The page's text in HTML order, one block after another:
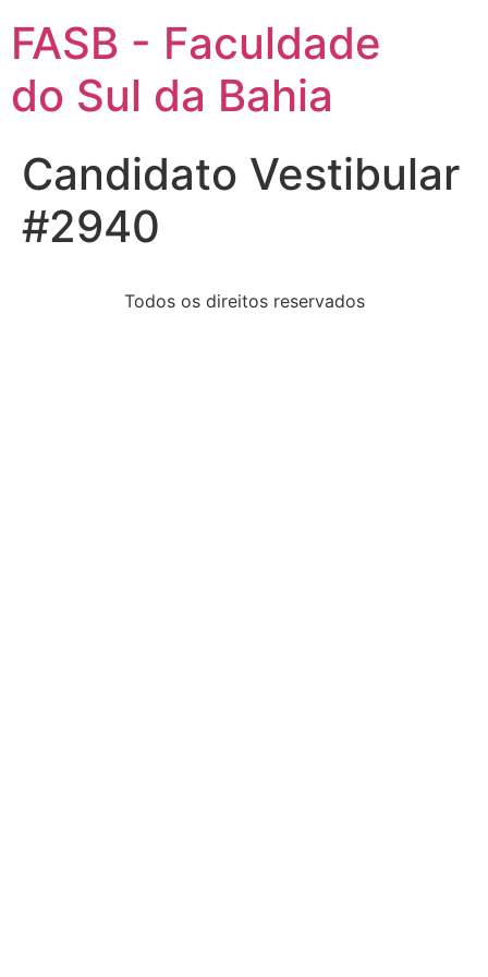
FASB - Faculdade
do Sul da Bahia
Candidato Vestibular
#2940
Todos os direitos reservados